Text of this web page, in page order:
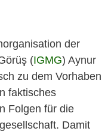
der
(IGMG) Aynur
zu dem Vorhaben
faktisches
Folgen für die
Damit